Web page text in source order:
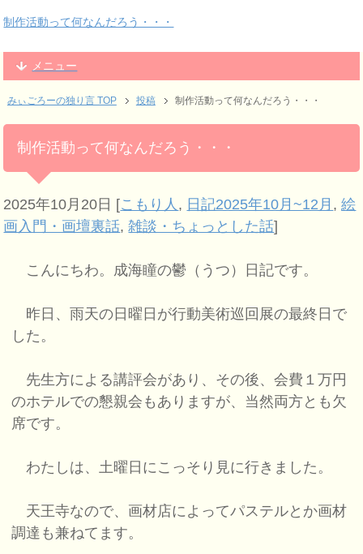
制作活動って何なんだろう・・・
メニュー
みぃごろーの独り言 TOP 投稿 制作活動って何なんだろう・・・
制作活動って何なんだろう・・・
2025年10月20日 [こもり人 , 日記2025年10月~12月 ,絵
画入門・画壇裏話,雑談・ちょっとした話]
こんにちわ。成海瞳の鬱（うつ）日記です。
昨日、雨天の日曜日が行動美術巡回展の最終日で
した。
先生方による講評会があり、その後、会費１万円
のホテルでの懇親会もありますが、当然両方とも欠
席です。
わたしは、土曜日にこっそり見に行きました。
天王寺なので、画材店によってパステルとか画材
調達も兼ねてます。